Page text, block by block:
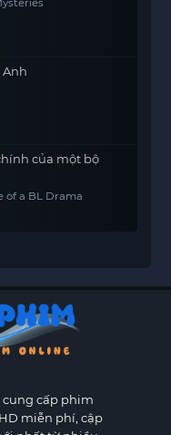
của một bộ
of a BL Drama
cung cấp phim
miễn phí, cập